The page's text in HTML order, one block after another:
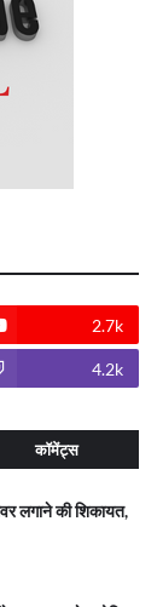
2.7k
4.2k
कॉमेंट्स
लगाने की शिकायत,